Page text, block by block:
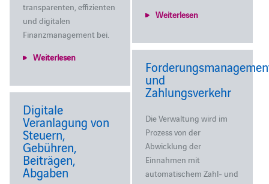
transparenten, effizienten
und digitalen
Finanzmanagement bei.
Weiterlesen
Weiterlesen
und
Zahlungsverkehr
Die Verwaltung wird im
Prozess von der
Abwicklung der
Einnahmen mit
automatischem Zahl- und
Digitale
Veranlagung von
Steuern,
Gebühren,
Beiträgen,
Abgaben